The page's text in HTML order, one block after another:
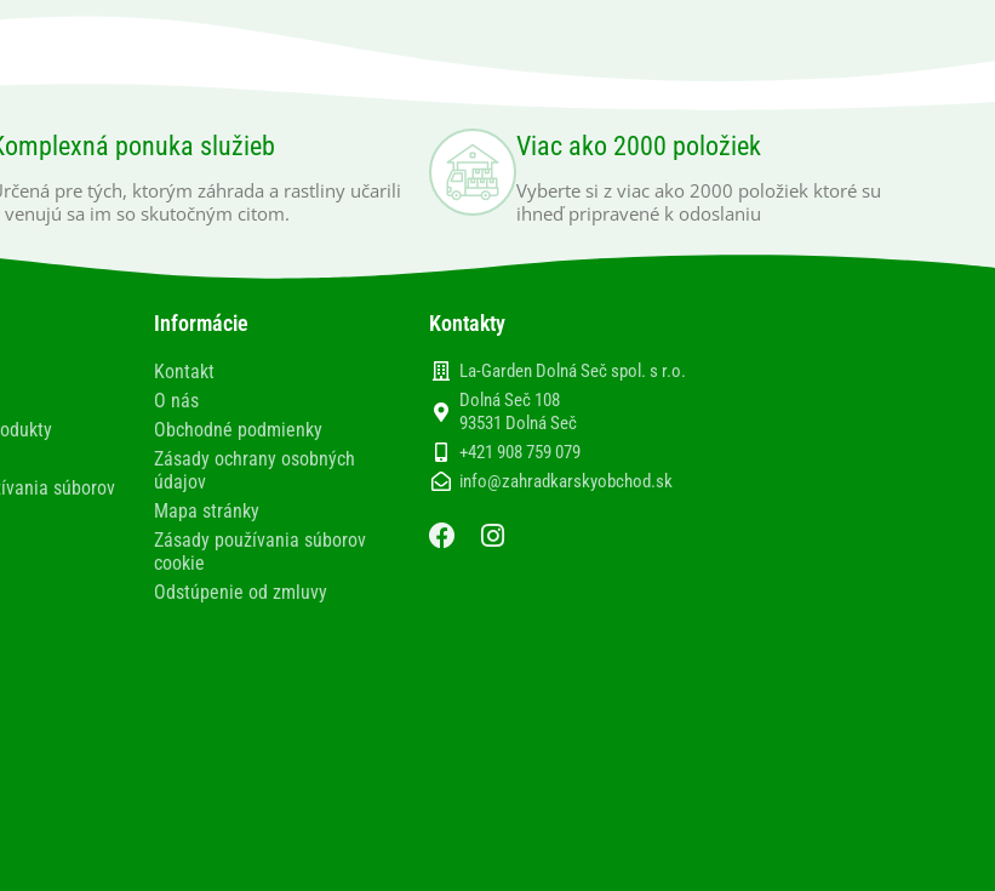
ponuka služieb
pre tých, ktorým záhrada a rastliny učarili
venujú sa im so skutočným citom.
Viac ako 2000 položiek
Vyberte si z viac ako 2000 položiek ktoré su
ihneď pripravené k odoslaniu
súborov
Informácie
Kontakt
O nás
Obchodné podmienky
Zásady ochrany osobných
údajov
Mapa stránky
Zásady používania súborov
cookie
Odstúpenie od zmluvy
Kontakty
La-Garden Dolná Seč spol. s r.o.
Dolná Seč 108
93531 Dolná Seč
+421 908 759 079
info@zahradkarskyobchod.sk
F
a
I
n